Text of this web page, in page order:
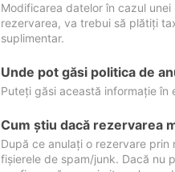
Modificarea datelor în cazul unei
rezervarea, va trebui să plătiți
suplimentar.
Unde pot găsi politica de
Puteți găsi această informație în
Cum ştiu dacă rezervarea
După ce anulați o rezervare
fișierele de spam/junk. Dacă nu